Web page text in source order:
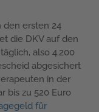
den ersten 24
die DKV auf den
also 4.200
abgesichert
in der
bis zu 520 Euro
für